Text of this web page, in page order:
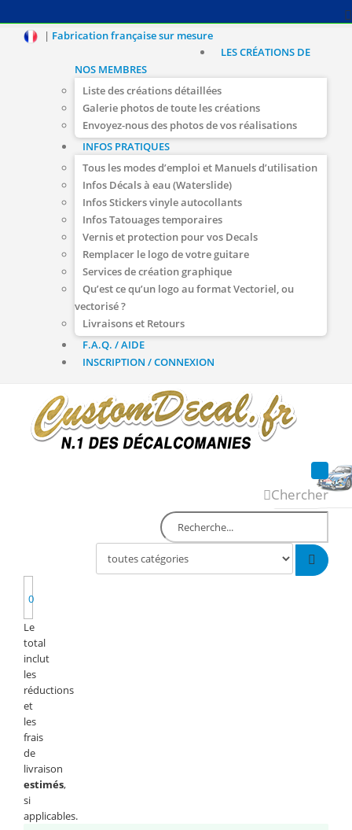
| Fabrication française sur mesure
LES CRÉATIONS DE
NOS MEMBRES
Liste des créations détaillées
Galerie photos de toute les créations
Envoyez-nous des photos de vos réalisations
INFOS PRATIQUES
Tous les modes d’emploi et Manuels d’utilisation
Infos Décals à eau (Waterslide)
Infos Stickers vinyle autocollants
Infos Tatouages temporaires
Vernis et protection pour vos Decals
Remplacer le logo de votre guitare
Services de création graphique
Qu’est ce qu’un logo au format Vectoriel, ou
vectorisé ?
Livraisons et Retours
F.A.Q. / AIDE
INSCRIPTION / CONNEXION
Chercher
0
Le
total
inclut
les
réductions
et
les
frais
de
livraison
estimés,
si
applicables.